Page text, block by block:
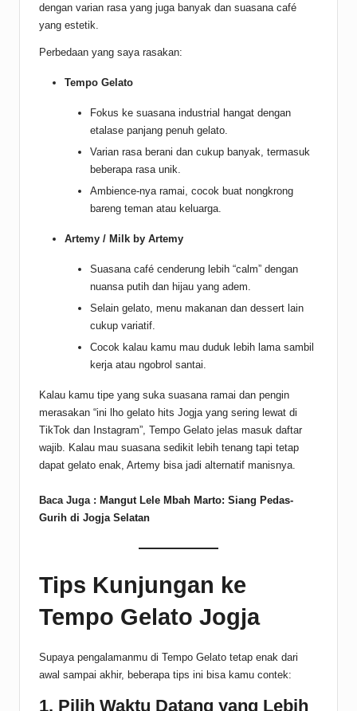
dengan varian rasa yang juga banyak dan suasana café
yang estetik.
Perbedaan yang saya rasakan:
Tempo Gelato
Fokus ke suasana industrial hangat dengan
etalase panjang penuh gelato.
Varian rasa berani dan cukup banyak, termasuk
beberapa rasa unik.
Ambience-nya ramai, cocok buat nongkrong
bareng teman atau keluarga.
Artemy / Milk by Artemy
Suasana café cenderung lebih “calm” dengan
nuansa putih dan hijau yang adem.
Selain gelato, menu makanan dan dessert lain
cukup variatif.
Cocok kalau kamu mau duduk lebih lama sambil
kerja atau ngobrol santai.
Kalau kamu tipe yang suka suasana ramai dan pengin
merasakan “ini lho gelato hits Jogja yang sering lewat di
TikTok dan Instagram”, Tempo Gelato jelas masuk daftar
wajib. Kalau mau suasana sedikit lebih tenang tapi tetap
dapat gelato enak, Artemy bisa jadi alternatif manisnya.
Baca Juga : Mangut Lele Mbah Marto: Siang Pedas-
Gurih di Jogja Selatan
Tips Kunjungan ke
Tempo Gelato Jogja
Supaya pengalamanmu di Tempo Gelato tetap enak dari
awal sampai akhir, beberapa tips ini bisa kamu contek:
1. Pilih Waktu Datang yang Lebih